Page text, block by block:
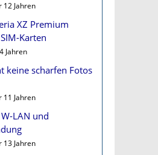
12 Jahren
XZ Premium
Karten
Jahren
keine scharfen Fotos
11 Jahren
LAN und
13 Jahren